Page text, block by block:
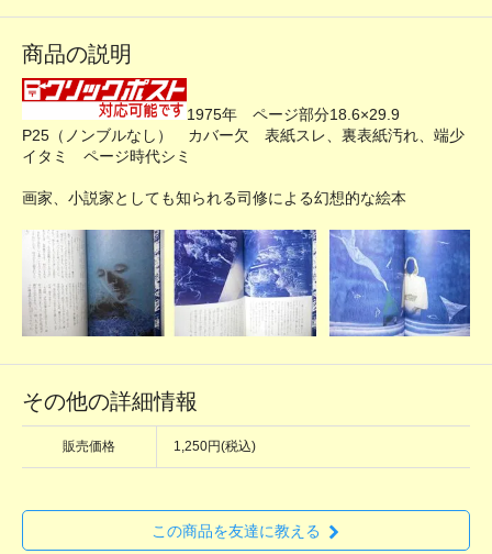
商品の説明
1975年 ページ部分18.6×29.9
P25（ノンブルなし） カバー欠 表紙スレ、裏表紙汚れ、端少
イタミ ページ時代シミ
画家、小説家としても知られる司修による幻想的な絵本
その他の詳細情報
販売価格 1,250円(税込)
この商品を友達に教える